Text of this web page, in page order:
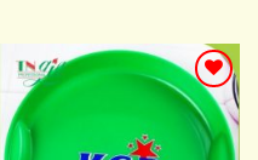
Add to
wishlist